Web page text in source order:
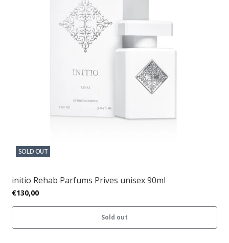
SOLD OUT
initio Rehab Parfums Prives unisex 90ml
€130,00
Sold out